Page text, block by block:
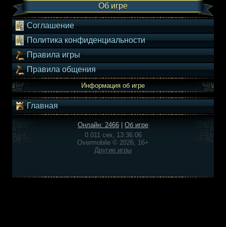
Об игре
Соглашение
Политика конфиденциальности
Правила игры
Правила общения
Информация об игре
Главная
Онлайн: 2466
Об игре
0.011 сек, 13:36:06
Overmobile © 2026, 16+
Другие игры